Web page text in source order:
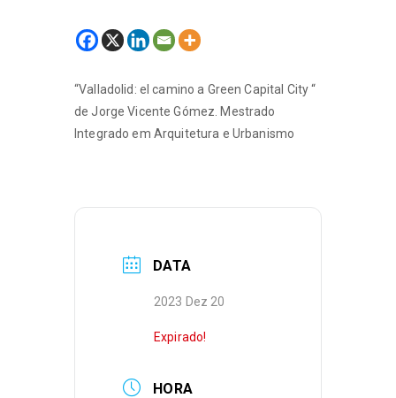
“Valladolid: el camino a Green Capital City “
de Jorge Vicente Gómez. Mestrado
Integrado em Arquitetura e Urbanismo
DATA
2023 Dez 20
Expirado!
HORA